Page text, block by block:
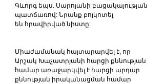
Գևորգ եպս. Սարոյանի բացակայության
պատճառով: Նրանք բոյկոտել
են հրավիրված նիստը:
Միաժամանակ հայտարարվել է, որ
Արշակ Խաչատրյանի հարցի քննության
համար առաջարկվել է հարցի արդար
քննության իրականացման համար